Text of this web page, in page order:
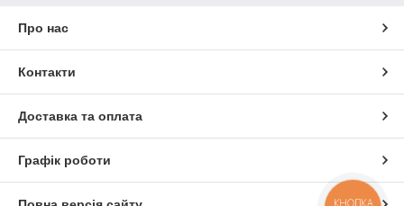
Про нас
Контакти
Доставка та оплата
Графік роботи
КНОПКА